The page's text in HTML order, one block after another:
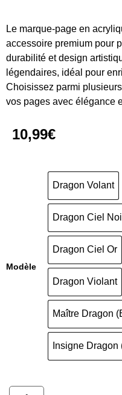
Le marque-page en
accessoire premium pour
durabilité et design
légendaires, idéal pour
Choisissez parmi
vos pages avec élégance
10,99€
Modèle
Dragon Volant
Dragon Ciel
Dragon Ciel Or
Dragon Violant
Maître Dragon
Insigne Dragon